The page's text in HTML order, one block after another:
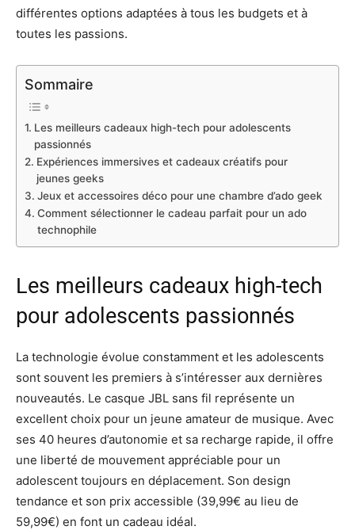
différentes options adaptées à tous les budgets et à
toutes les passions.
Sommaire
Les meilleurs cadeaux high-tech pour adolescents
passionnés
Expériences immersives et cadeaux créatifs pour
jeunes geeks
Jeux et accessoires déco pour une chambre d’ado geek
Comment sélectionner le cadeau parfait pour un ado
technophile
Les meilleurs cadeaux high-tech
pour adolescents passionnés
La technologie évolue constamment et les adolescents
sont souvent les premiers à s’intéresser aux dernières
nouveautés. Le casque JBL sans fil représente un
excellent choix pour un jeune amateur de musique. Avec
ses 40 heures d’autonomie et sa recharge rapide, il offre
une liberté de mouvement appréciable pour un
adolescent toujours en déplacement. Son design
tendance et son prix accessible (39,99€ au lieu de
59,99€) en font un cadeau idéal.